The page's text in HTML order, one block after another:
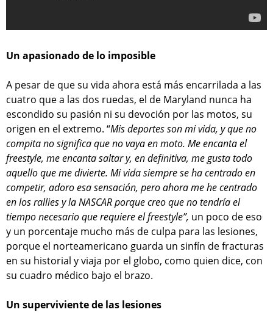
Un apasionado de lo imposible
A pesar de que su vida ahora está más encarrilada a las
cuatro que a las dos ruedas, el de Maryland nunca ha
escondido su pasión ni su devoción por las motos, su
origen en el extremo. “Mis deportes son mi vida, y que no
compita no significa que no vaya en moto. Me encanta el
freestyle, me encanta saltar y, en definitiva, me gusta todo
aquello que me divierte. Mi vida siempre se ha centrado en
competir, adoro esa sensación, pero ahora me he centrado
en los rallies y la NASCAR porque creo que no tendría el
tiempo necesario que requiere el freestyle”, un poco de eso
y un porcentaje mucho más de culpa para las lesiones,
porque el norteamericano guarda un sinfín de fracturas
en su historial y viaja por el globo, como quien dice, con
su cuadro médico bajo el brazo.
Un superviviente de las lesiones